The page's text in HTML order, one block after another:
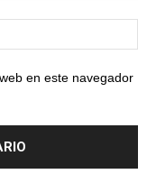
en este navegador